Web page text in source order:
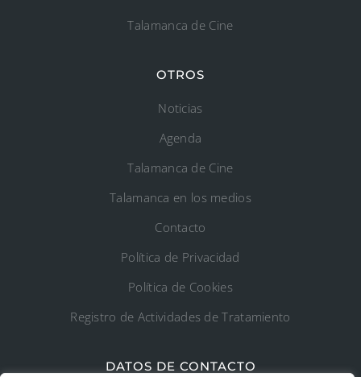
Talamanca de Cine
OTROS
Noticias
Agenda
Talamanca de Cine
Talamanca en los medios
Contacto
Política de Privacidad
Política de Cookies
Registro de Actividades de Tratamiento
DATOS DE CONTACTO